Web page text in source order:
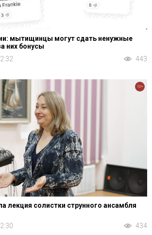
мытищинцы могут сдать ненужные
них бонусы
443
лекция солистки струнного ансамбля
434
12+